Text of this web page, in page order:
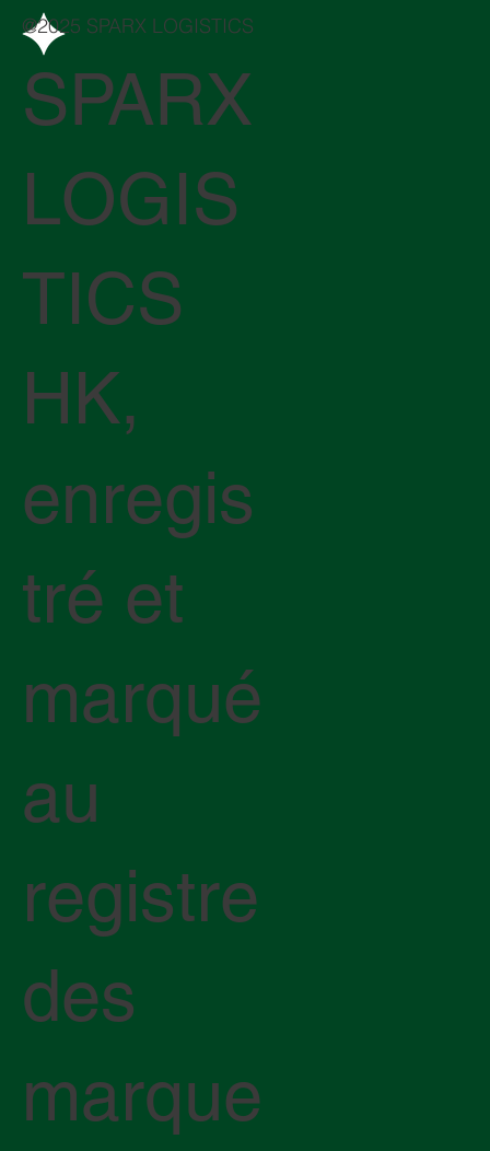
@2025 SPARX LOGISTICS
SPARX
LOGIS
TICS
HK,
enregis
tré et
marqué
au
registre
des
marque